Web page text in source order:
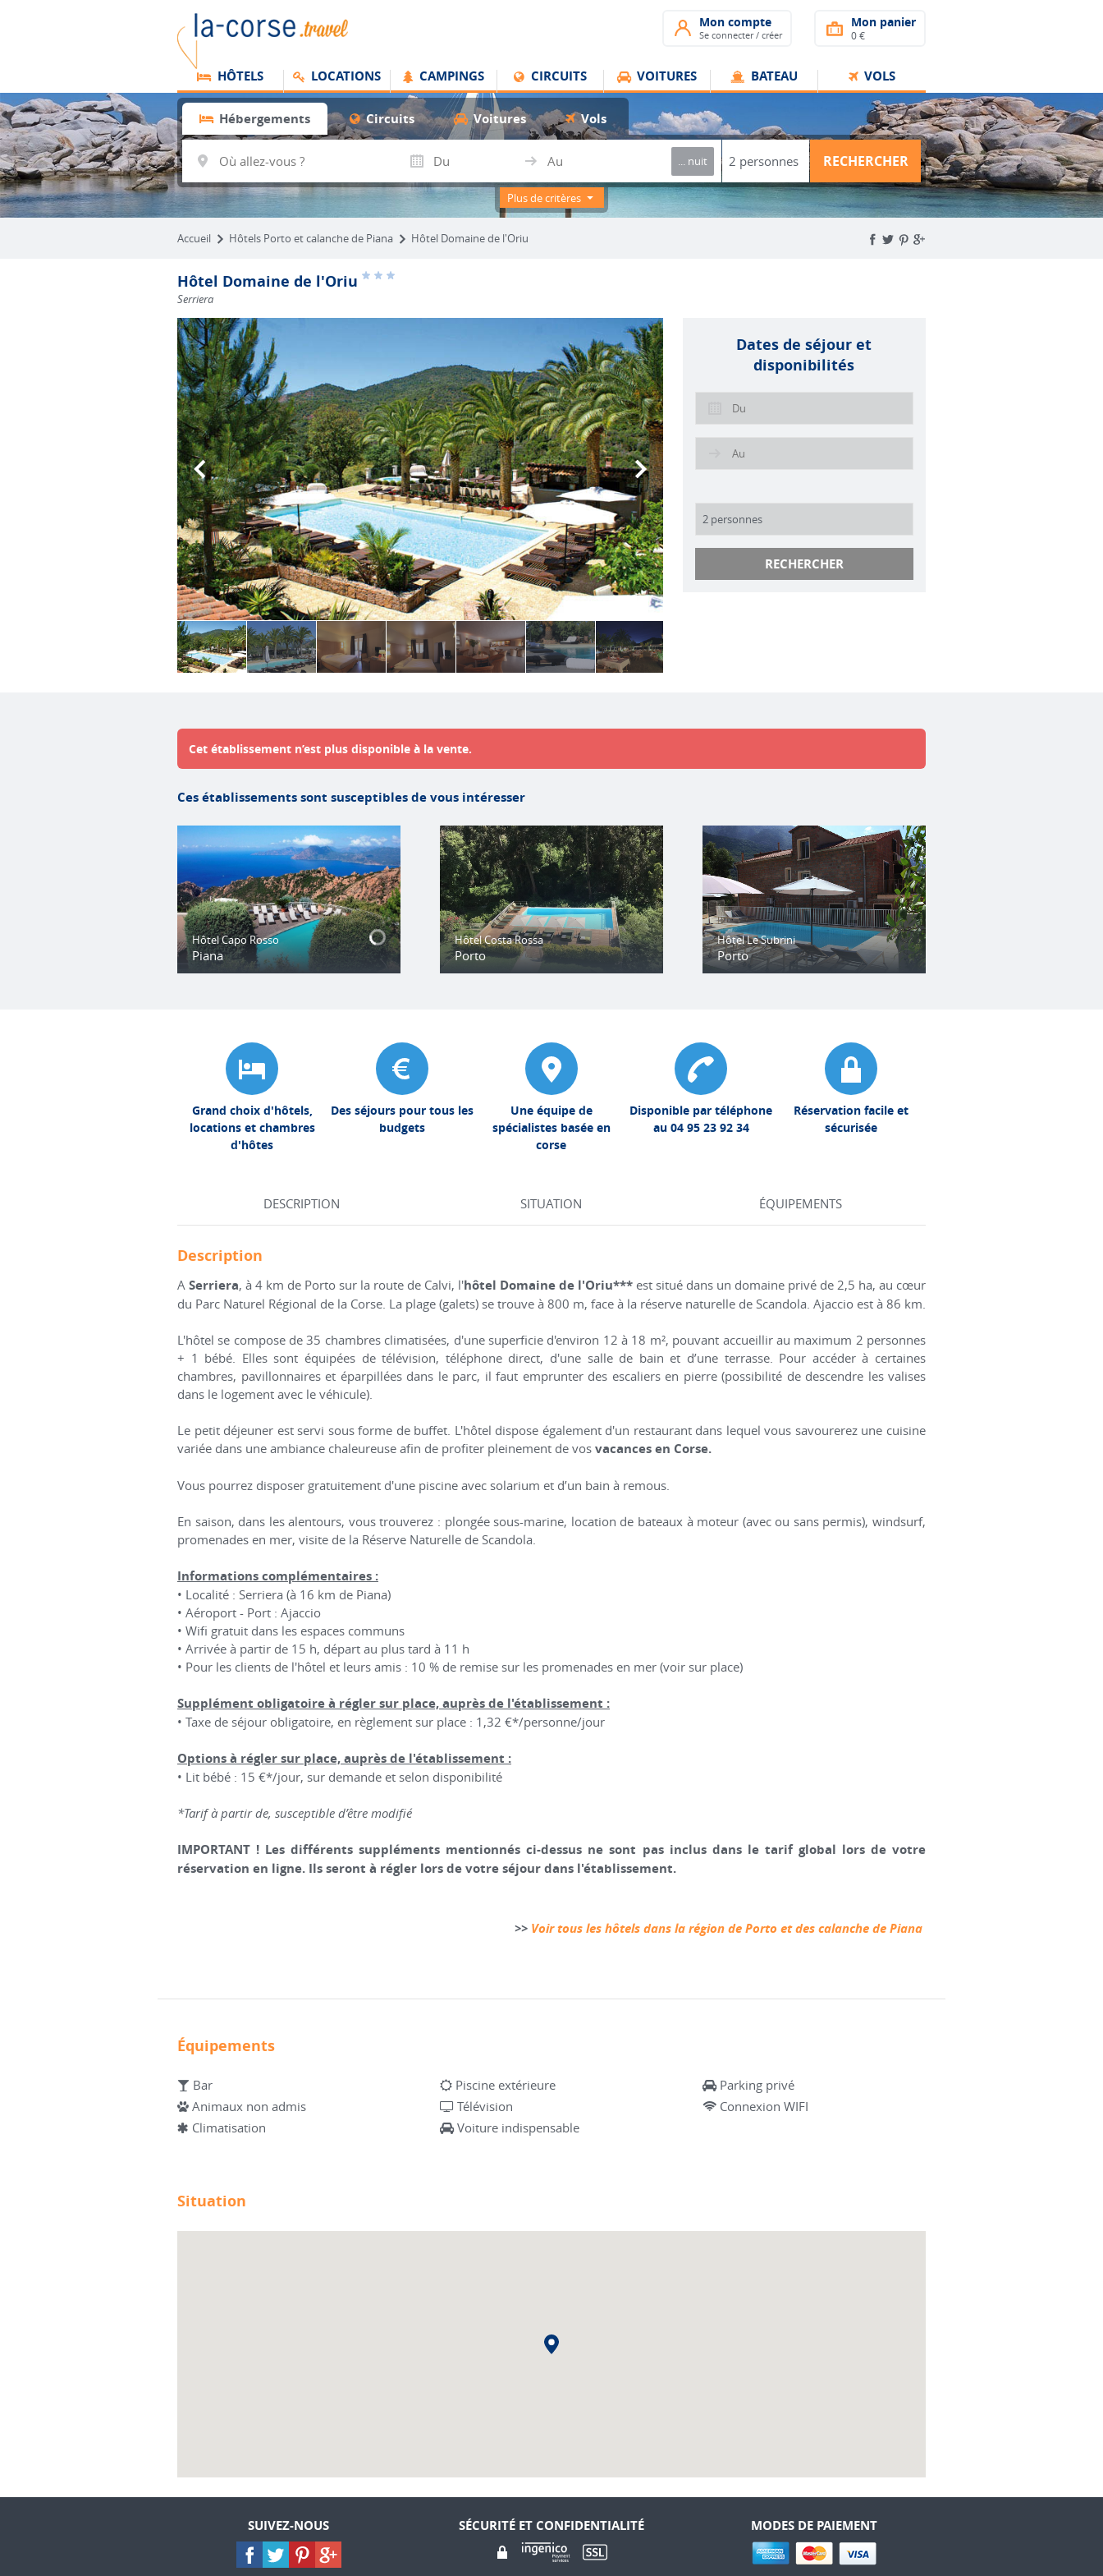
Mon compte
Se connecter / créer
Mon panier
0 €
HÔTELS LOCATIONS CAMPINGS CIRCUITS VOITURES BATEAU VOLS
Hébergements Circuits Voitures Vols
... nuit RECHERCHER
Plus de critères
Accueil Hôtels Porto et calanche de Piana Hôtel Domaine de l'Oriu
Hôtel Domaine de l'Oriu
Serriera
Dates de séjour et
disponibilités
RECHERCHER
Cet établissement n’est plus disponible à la vente.
Ces établissements sont susceptibles de vous intéresser
Hôtel Capo Rosso
Piana
Hôtel Costa Rossa
Porto
Hôtel Le Subrini
Porto
Grand choix d'hôtels,
locations et chambres
d'hôtes
Des séjours pour tous les
budgets
Une équipe de
spécialistes basée en
corse
Disponible par téléphone
au 04 95 23 92 34
Réservation facile et
sécurisée
DESCRIPTION SITUATION ÉQUIPEMENTS
Description
A Serriera, à 4 km de Porto sur la route de Calvi, l'hôtel Domaine de l'Oriu*** est situé dans un domaine privé de 2,5 ha, au cœur
du Parc Naturel Régional de la Corse. La plage (galets) se trouve à 800 m, face à la réserve naturelle de Scandola. Ajaccio est à 86 km.
L'hôtel se compose de 35 chambres climatisées, d'une superficie d'environ 12 à 18 m², pouvant accueillir au maximum 2 personnes
+ 1 bébé. Elles sont équipées de télévision, téléphone direct, d'une salle de bain et d’une terrasse. Pour accéder à certaines
chambres, pavillonnaires et éparpillées dans le parc, il faut emprunter des escaliers en pierre (possibilité de descendre les valises
dans le logement avec le véhicule).
Le petit déjeuner est servi sous forme de buffet. L'hôtel dispose également d'un restaurant dans lequel vous savourerez une cuisine
variée dans une ambiance chaleureuse afin de profiter pleinement de vos vacances en Corse.
Vous pourrez disposer gratuitement d'une piscine avec solarium et d’un bain à remous.
En saison, dans les alentours, vous trouverez : plongée sous-marine, location de bateaux à moteur (avec ou sans permis), windsurf,
promenades en mer, visite de la Réserve Naturelle de Scandola.
Informations complémentaires :
• Localité : Serriera (à 16 km de Piana)
• Aéroport - Port : Ajaccio
• Wifi gratuit dans les espaces communs
• Arrivée à partir de 15 h, départ au plus tard à 11 h
• Pour les clients de l'hôtel et leurs amis : 10 % de remise sur les promenades en mer (voir sur place)
Supplément obligatoire à régler sur place, auprès de l'établissement :
• Taxe de séjour obligatoire, en règlement sur place : 1,32 €*/personne/jour
Options à régler sur place, auprès de l'établissement :
• Lit bébé : 15 €*/jour, sur demande et selon disponibilité
*Tarif à partir de, susceptible d’être modifié
IMPORTANT ! Les différents suppléments mentionnés ci-dessus ne sont pas inclus dans le tarif global lors de votre
réservation en ligne. Ils seront à régler lors de votre séjour dans l'établissement.
>> Voir tous les hôtels dans la région de Porto et des calanche de Piana
Équipements
Bar Piscine extérieure
Parking privé
Animaux non admis
Télévision
Connexion WIFI
Climatisation
Voiture indispensable
Situation
SUIVEZ-NOUS SÉCURITÉ ET CONFIDENTIALITÉ MODES DE PAIEMENT